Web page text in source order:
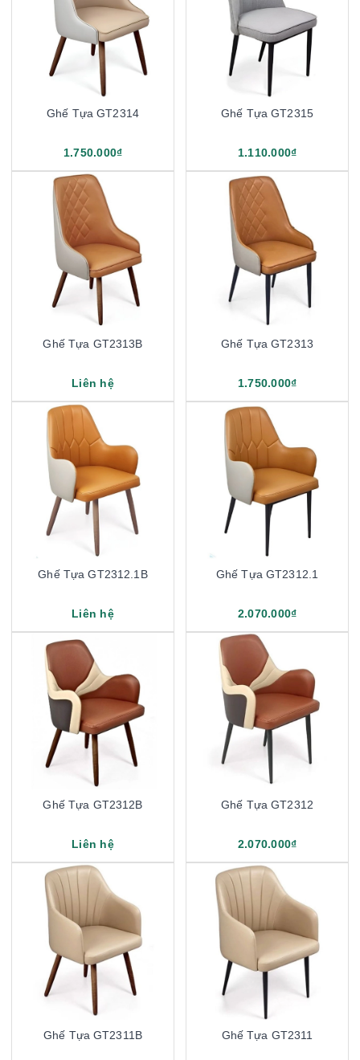
Ghế Tựa GT2314
1.750.000₫
Ghế Tựa GT2315
1.110.000₫
Ghế Tựa GT2313B
Liên hệ
Ghế Tựa GT2313
1.750.000₫
Ghế Tựa GT2312.1B
Liên hệ
Ghế Tựa GT2312.1
2.070.000₫
Ghế Tựa GT2312B
Liên hệ
Ghế Tựa GT2312
2.070.000₫
Ghế Tựa GT2311B Ghế Tựa GT2311